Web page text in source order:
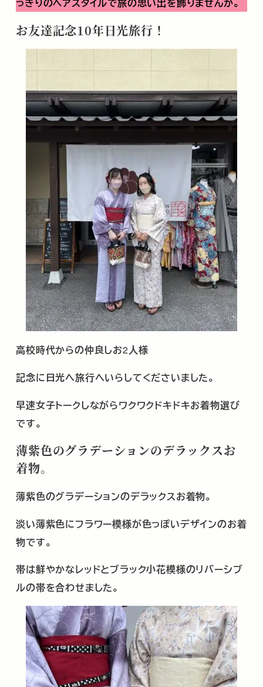
っきりのヘアスタイルで旅の思い出を飾りませんか。
お友達記念10年日光旅行！
高校時代からの仲良しお2人様
記念に日光へ旅行へいらしてくださいました。
早速女子トークしながらワクワクドキドキお着物選び
です。
薄紫色のグラデーションのデラックスお
着物。
薄紫色のグラデーションのデラックスお着物。
淡い薄紫色にフラワー模様が色っぽいデザインのお着
物です。
帯は鮮やかなレッドとブラック小花模様のリバーシブ
ルの帯を合わせました。